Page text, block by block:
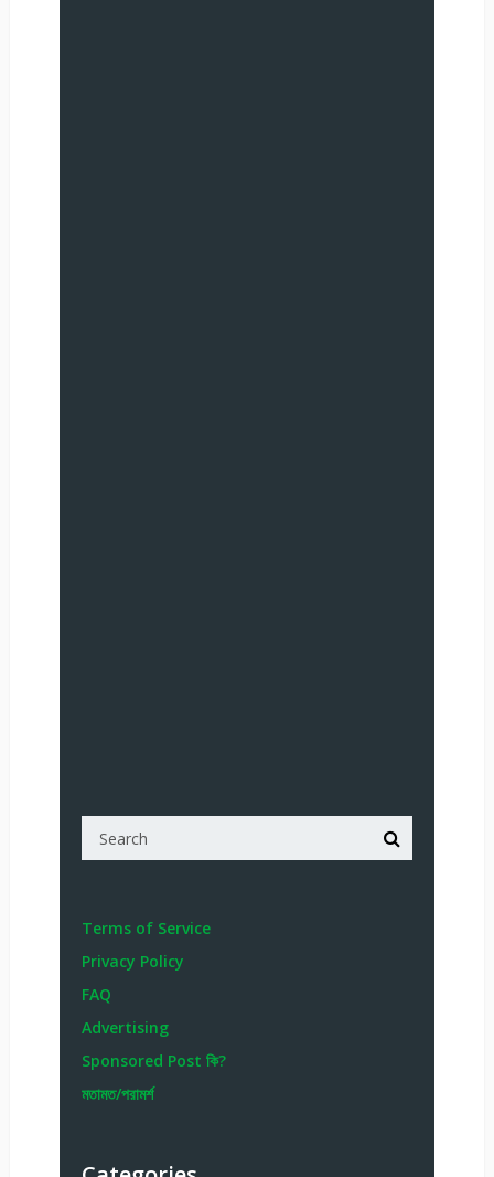
Terms of Service
Privacy Policy
FAQ
Advertising
Sponsored Post কি?
মতামত/পরামর্শ